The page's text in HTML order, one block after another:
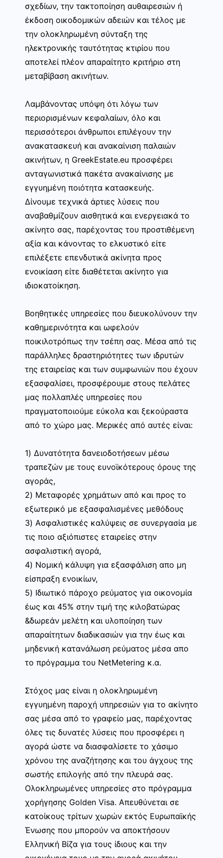
σχεδίων, την τακτοποίηση αυθαιρεσιών ή
έκδοση οικοδομικών αδειών και τέλος με
την ολοκληρωμένη σύνταξη της
ηλεκτρονικής ταυτότητας κτιρίου που
αποτελεί πλέον απαραίτητο κριτήριο στη
μεταβίβαση ακινήτων.
Λαμβάνοντας υπόψη ότι λόγω των
περιορισμένων κεφαλαίων, όλο και
περισσότεροι άνθρωποι επιλέγουν την
ανακατασκευή και ανακαίνιση παλαιών
ακινήτων, η GreekEstate.eu προσφέρει
ανταγωνιστικά πακέτα ανακαίνισης με
εγγυημένη ποιότητα κατασκευής.
Δίνουμε τεχνικά άρτιες λύσεις που
αναβαθμίζουν αισθητικά και ενεργειακά το
ακίνητο σας, παρέχοντας του προστιθέμενη
αξία και κάνοντας το ελκυστικό είτε
επιλέξετε επενδυτικά ακίνητα προς
ενοικίαση είτε διαθέτεται ακίνητο για
ιδιοκατοίκηση.
Βοηθητικές υπηρεσίες που διευκολύνουν την
καθημερινότητα και ωφελούν
ποικιλοτρόπως την τσέπη σας. Μέσα από τις
παράλληλες δραστηριότητες των ιδρυτών
της εταιρείας και των συμφωνιών που έχουν
εξασφαλίσει, προσφέρουμε στους πελάτες
μας πολλαπλές υπηρεσίες που
πραγματοποιούμε εύκολα και ξεκούραστα
από το χώρο μας. Μερικές από αυτές είναι:
1) Δυνατότητα δανειοδοτήσεων μέσω
τραπεζών με τους ευνοϊκότερους όρους της
αγοράς,
2) Μεταφορές χρημάτων από και προς το
εξωτερικό με εξασφαλισμένες μεθόδους
3) Ασφαλιστικές καλύψεις σε συνεργασία με
τις ποιο αξιόπιστες εταιρείες στην
ασφαλιστική αγορά,
4) Νομική κάλυψη για εξασφάλιση απο μη
είσπραξη ενοικίων,
5) Ιδιωτικό πάροχο ρεύματος για οικονομία
έως και 45% στην τιμή της κιλοβατώρας
&δωρεάν μελέτη και υλοποίηση των
απαραίτητων διαδικασιών για την έως και
μηδενική κατανάλωση ρεύματος μέσα απο
το πρόγραμμα του NetMetering κ.α.
Στόχος μας είναι η ολοκληρωμένη
εγγυημένη παροχή υπηρεσιών για το ακίνητο
σας μέσα από το γραφείο μας, παρέχοντας
όλες τις δυνατές λύσεις που προσφέρει η
αγορά ώστε να διασφαλίσετε το χάσιμο
χρόνου της αναζήτησης και του άγχους της
σωστής επιλογής από την πλευρά σας.
Ολοκληρωμένες υπηρεσίες στο πρόγραμμα
χορήγησης Golden Visa. Απευθύνεται σε
κατοίκους τρίτων χωρών εκτός Ευρωπαϊκής
Ένωσης που μπορούν να αποκτήσουν
Ελληνική Βίζα για τους ίδιους και την